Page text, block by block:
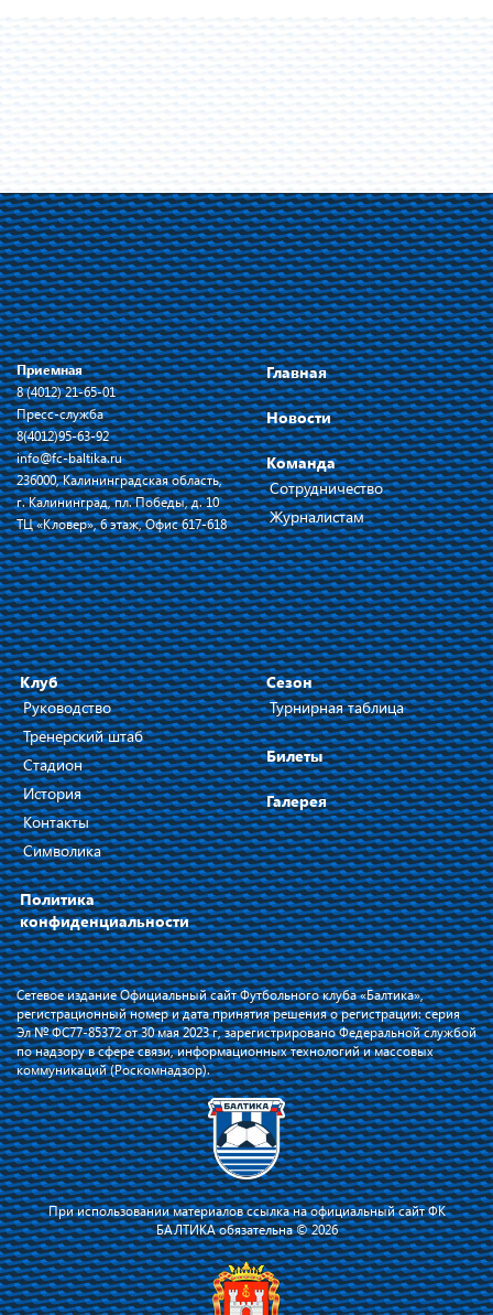
Приемная
8 (4012) 21-65-01
Пресс-служба
8(4012)95-63-92
info@fc-baltika.ru
236000, Калининградская область,
г. Калининград, пл. Победы, д. 10
ТЦ «Кловер», 6 этаж, Офис 617-618
Главная
Новости
Команда
Сотрудничество
Журналистам
Клуб
Руководство
Тренерский штаб
Стадион
История
Контакты
Символика
Политика
конфиденциальности
Сезон
Турнирная таблица
Билеты
Галерея
Сетевое издание Официальный сайт Футбольного клуба «Балтика»,
регистрационный номер и дата принятия решения о регистрации: серия
Эл № ФС77-85372 от 30 мая 2023 г, зарегистрировано Федеральной службой
по надзору в сфере связи, информационных технологий и массовых
коммуникаций (Роскомнадзор).
При использовании материалов ссылка на официальный сайт ФК
БАЛТИКА обязательна © 2026